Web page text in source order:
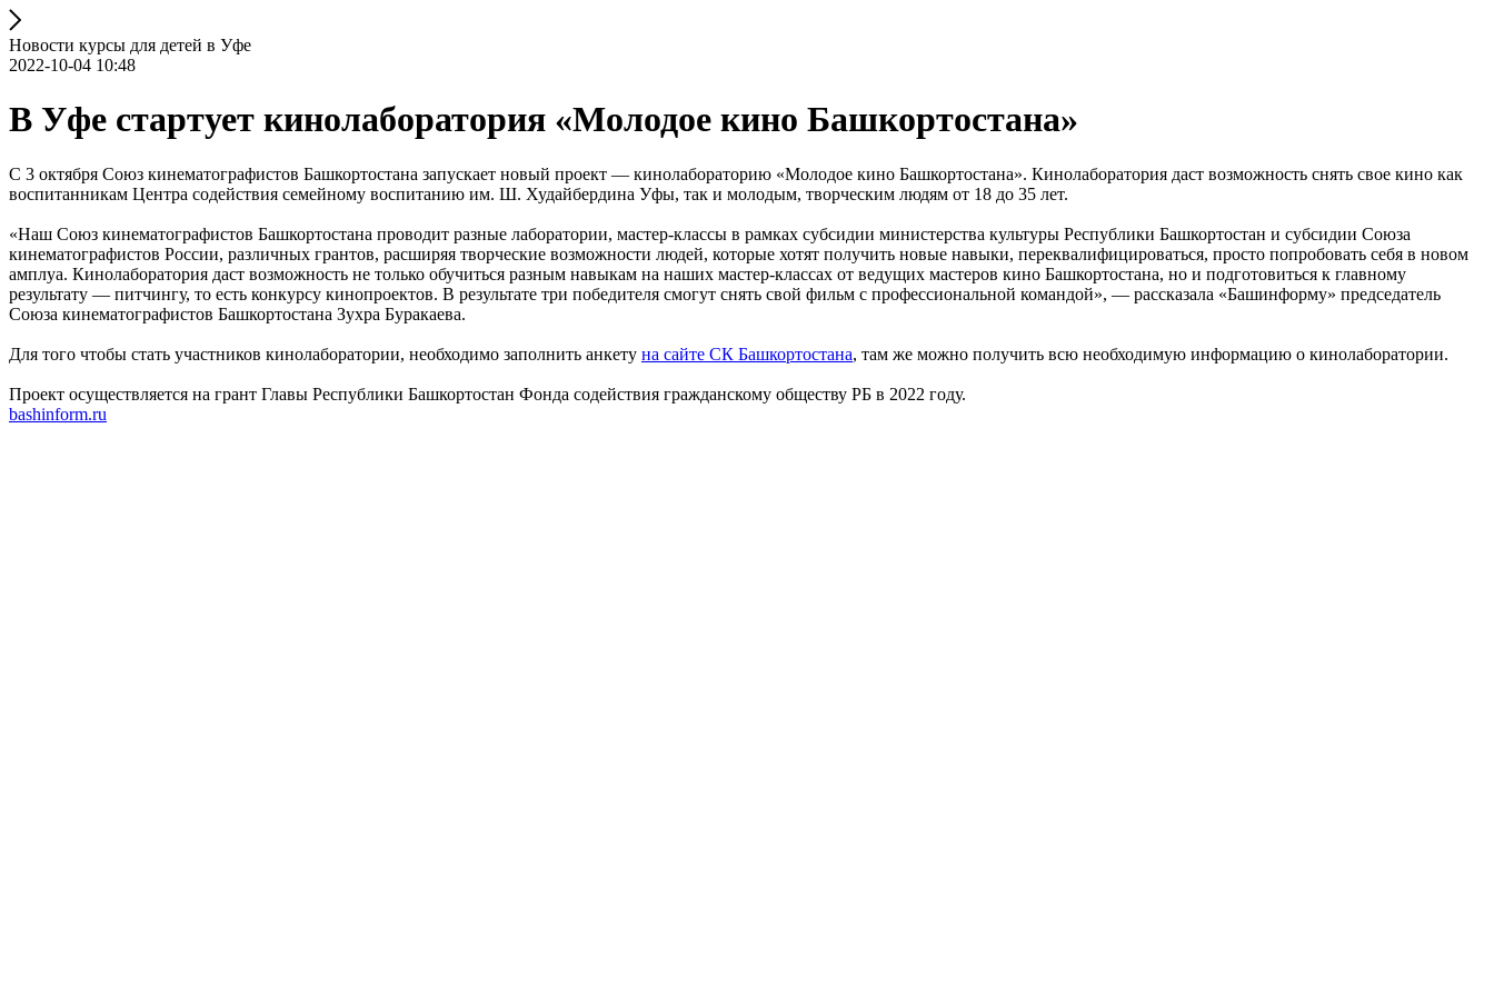
Новости курсы для детей в Уфе
2022-10-04 10:48
В Уфе стартует кинолаборатория «Молодое кино Башкортостана»
С 3 октября Союз кинематографистов Башкортостана запускает новый проект — кинолабораторию «Молодое кино Башкортостана». Кинолаборатория даст возможность снять свое кино как
воспитанникам Центра содействия семейному воспитанию им. Ш. Худайбердина Уфы, так и молодым, творческим людям от 18 до 35 лет.
«Наш Союз кинематографистов Башкортостана проводит разные лаборатории, мастер-классы в рамках субсидии министерства культуры Республики Башкортостан и субсидии Союза
кинематографистов России, различных грантов, расширяя творческие возможности людей, которые хотят получить новые навыки, переквалифицироваться, просто попробовать себя в новом
амплуа. Кинолаборатория даст возможность не только обучиться разным навыкам на наших мастер-классах от ведущих мастеров кино Башкортостана, но и подготовиться к главному
результату — питчингу, то есть конкурсу кинопроектов. В результате три победителя смогут снять свой фильм с профессиональной командой», — рассказала «Башинформу» председатель
Союза кинематографистов Башкортостана Зухра Буракаева.
Для того чтобы стать участников кинолаборатории, необходимо заполнить анкету на сайте СК Башкортостана, там же можно получить всю необходимую информацию о кинолаборатории.
Проект осуществляется на грант Главы Республики Башкортостан Фонда содействия гражданскому обществу РБ в 2022 году.
bashinform.ru